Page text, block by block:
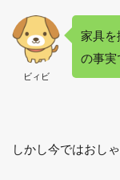
ビィビ
家具を
の事実
しかし今ではおし